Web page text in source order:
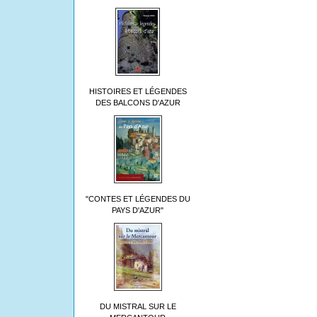
HISTOIRES ET LÉGENDES
DES BALCONS D'AZUR
"CONTES ET LÉGENDES DU
PAYS D'AZUR"
DU MISTRAL SUR LE